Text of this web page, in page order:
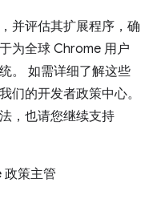
并评估其扩展程序，确
为全球 Chrome 用户
。 如需详细了解这些
们的开发者政策中心。
，也请您继续支持
策主管